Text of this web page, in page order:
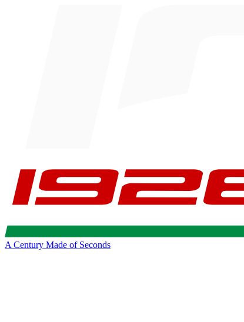
A Century Made of Seconds